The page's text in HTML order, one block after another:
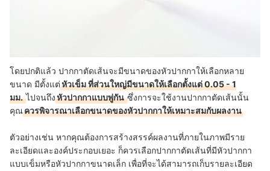
โดยปกติแล้ว ปากกาตัดเส้นจะมีขนาดของหัวปากกาให้เลือกหลาย
ขนาด มีตั้งแต่หัวเข็ม ที่ส่วนใหญ่มีขนาดให้เลือกตั้งแต่ 0.05 - 1
มม.ไปจนถึงหัวปากกาแบบพู่กันซึ่งการจะใช้งานปากกาตัดเส้นนั้น
คุณควรพิจารณาเลือกขนาดของหัวปากกาให้เหมาะสมกับผลงาน
ตัวอย่างเช่น หากคุณต้องการสร้างสรรค์ผลงานที่ภายในภาพมีราย
ละเอียดและองค์ประกอบเยอะ ก็ควรเลือกปากกาตัดเส้นที่มีหัวปากกา
แบบเข็มหรือหัวปากกาขนาดเล็ก เพื่อที่จะได้สามารถเก็บรายละเอียด